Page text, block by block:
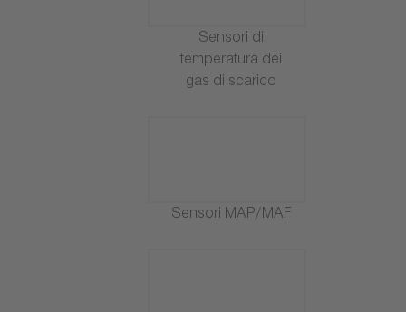
Sensori di
temperatura dei
gas di scarico
Sensori MAP/MAF